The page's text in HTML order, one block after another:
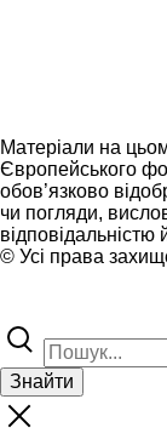
Матеріали на
Європейського
обов’язково
чи погляди,
відповідальністю
© Усі права
Знайти